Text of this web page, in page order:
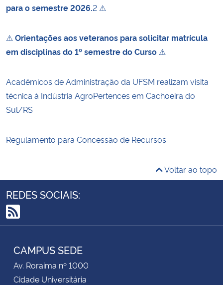
para o semestre 2026.2 ⚠
⚠ Orientações aos veteranos para solicitar matrícula
em disciplinas do 1º semestre do Curso ⚠
Acadêmicos de Administração da UFSM realizam visita
técnica à Indústria AgroPertences em Cachoeira do
Sul/RS
Regulamento para Concessão de Recursos
Voltar ao topo
REDES SOCIAIS:
RSS
CAMPUS SEDE
Av. Roraima nº 1000
Cidade Universitária